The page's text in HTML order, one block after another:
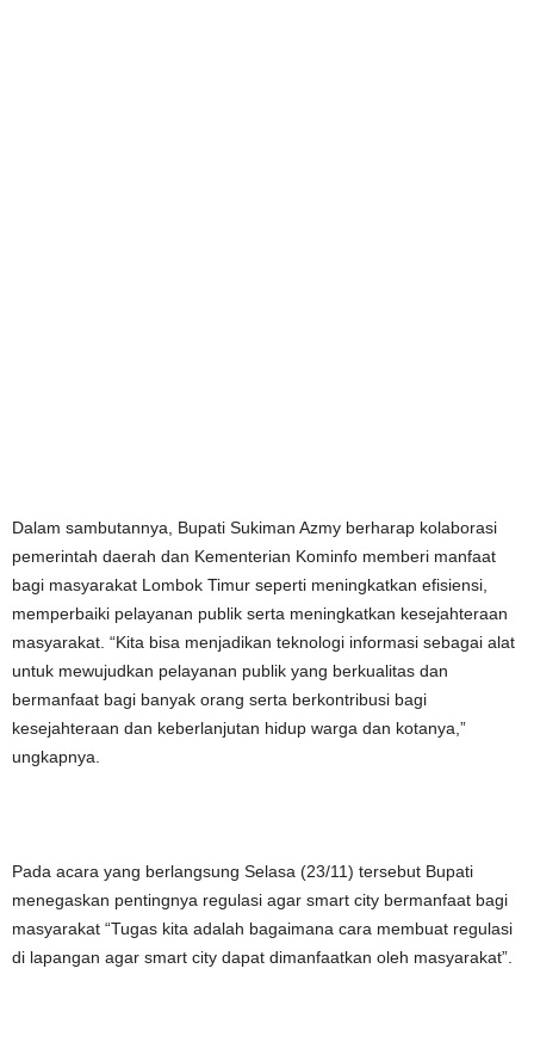
Dalam sambutannya, Bupati Sukiman Azmy berharap kolaborasi
pemerintah daerah dan Kementerian Kominfo memberi manfaat
bagi masyarakat Lombok Timur seperti meningkatkan efisiensi,
memperbaiki pelayanan publik serta meningkatkan kesejahteraan
masyarakat. “Kita bisa menjadikan teknologi informasi sebagai alat
untuk mewujudkan pelayanan publik yang berkualitas dan
bermanfaat bagi banyak orang serta berkontribusi bagi
kesejahteraan dan keberlanjutan hidup warga dan kotanya,”
ungkapnya.
Pada acara yang berlangsung Selasa (23/11) tersebut Bupati
menegaskan pentingnya regulasi agar smart city bermanfaat bagi
masyarakat “Tugas kita adalah bagaimana cara membuat regulasi
di lapangan agar smart city dapat dimanfaatkan oleh masyarakat”.